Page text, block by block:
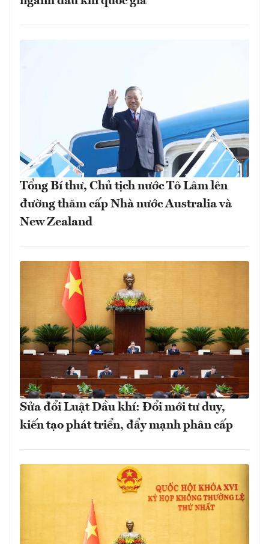
Tổng Bí thư, Chủ tịch nước Tô Lâm lên
đường thăm cấp Nhà nước Australia và
New Zealand
Sửa đổi Luật Dầu khí: Đổi mới tư duy,
kiến tạo phát triển, đẩy mạnh phân cấp